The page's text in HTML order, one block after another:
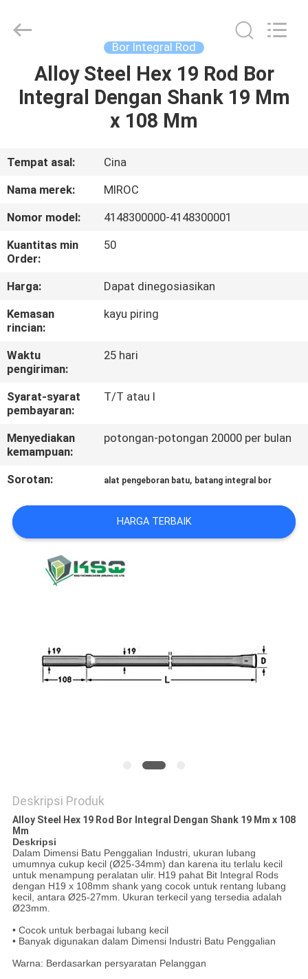
RUMAH
TENTANG
KAMI
TUR
PABRIK
KONTROL
KUALITAS
HUBUNGI
KAMI
PERMINTAAN
PENAWARAN
PRIVACY
POLICY
Bor Integral Rod
Alloy Steel Hex 19 Rod Bor
Integral Dengan Shank 19 Mm
x 108 Mm
Tempat asal:
Cina
Nama merek:
MIROC
Nomor model:
4148300000-4148300001
Kuantitas min
Order:
50
Harga:
Dapat dinegosiasikan
Kemasan
rincian:
kayu piring
Waktu
pengiriman:
25 hari
Syarat-syarat
pembayaran:
T/T atau l
Menyediakan
kemampuan:
potongan-potongan 20000 per bulan
Sorotan: alat pengeboran batu, batang integral bor
HARGA TERBAIK
Deskripsi Produk
Alloy Steel Hex 19 Rod Bor Integral Dengan Shank 19 Mm x 108
Mm
Deskripsi
Dalam Dimensi Batu Penggalian Industri, ukuran lubang
umumnya cukup kecil (Ø25-34mm) dan karena itu terlalu kecil
untuk menampung peralatan ulir. H19 pahat Bit Integral Rods
dengan H19 x 108mm shank yang cocok untuk rentang lubang
kecil, antara Ø25-27mm. Ukuran terkecil yang tersedia adalah
Ø23mm.
• Cocok untuk berbagai lubang kecil
• Banyak digunakan dalam Dimensi Industri Batu Penggalian
Warna: Berdasarkan persyaratan Pelanggan